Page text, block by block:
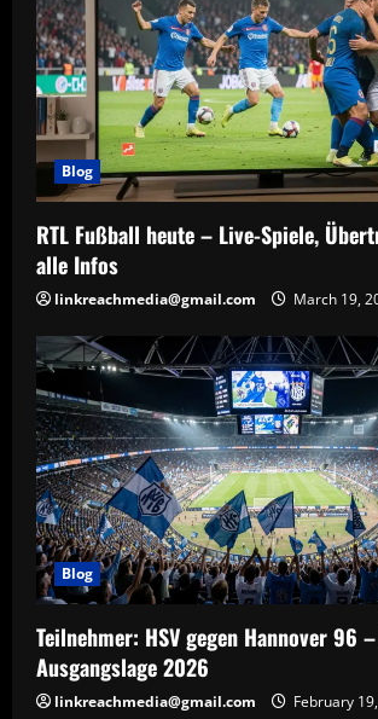
Blog
RTL Fußball heute – Live-Spiele,
alle Infos
linkreachmedia@gmail.com March 19,
Blog
Teilnehmer: HSV gegen Hannover 96
Ausgangslage 2026
linkreachmedia@gmail.com February